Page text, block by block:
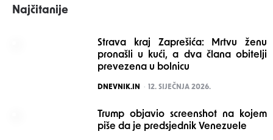
Najčitanije
Strava kraj Zaprešića: Mrtvu ženu
pronašli u kući, a dva člana obitelji
prevezena u bolnicu
POSTED
DNEVNIK.IN 12. SIJEČNJA 2026.
Trump objavio screenshot na kojem
piše da je predsjednik Venezuele